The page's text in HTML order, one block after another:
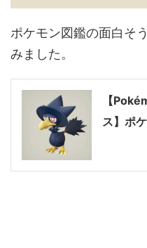
ポケモン図鑑の面白そ
みました。
【
ス】ポ